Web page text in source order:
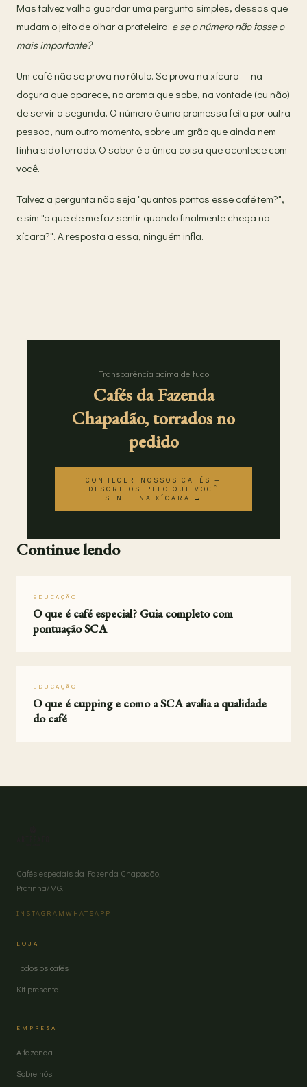
Mas talvez valha guardar uma pergunta simples, dessas que
mudam o jeito de olhar a prateleira: e se o número não fosse o
mais importante?
Um café não se prova no rótulo. Se prova na xícara — na
doçura que aparece, no aroma que sobe, na vontade (ou não)
de servir a segunda. O número é uma promessa feita por outra
pessoa, num outro momento, sobre um grão que ainda nem
tinha sido torrado. O sabor é a única coisa que acontece com
você.
Talvez a pergunta não seja "quantos pontos esse café tem?",
e sim "o que ele me faz sentir quando finalmente chega na
xícara?". A resposta a essa, ninguém infla.
Transparência acima de tudo
Cafés da Fazenda
Chapadão, torrados no
pedido
CONHECER NOSSOS CAFÉS —
DESCRITOS PELO QUE VOCÊ
SENTE NA XÍCARA →
Continue lendo
EDUCAÇÃO
O que é café especial? Guia completo com
pontuação SCA
EDUCAÇÃO
O que é cupping e como a SCA avalia a qualidade
do café
Cafés especiais da Fazenda Chapadão,
Pratinha/MG.
INSTAGRAM WHATSAPP
LOJA
Todos os cafés
Kit presente
EMPRESA
A fazenda
Sobre nós